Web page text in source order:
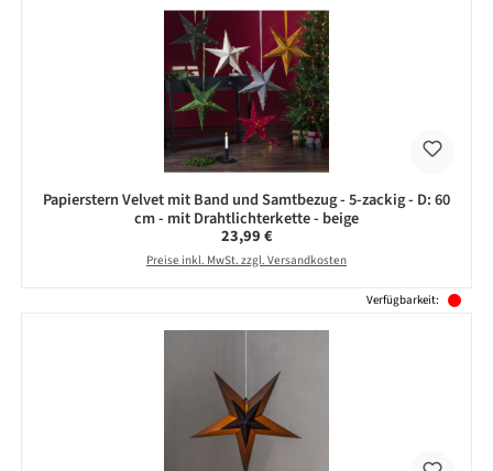
Papierstern Velvet mit Band und Samtbezug - 5-zackig - D: 60
cm - mit Drahtlichterkette - beige
Regulärer Preis:
23,99 €
Preise inkl. MwSt. zzgl. Versandkosten
Verfügbarkeit: